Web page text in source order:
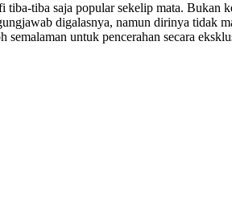
tiba saja popular sekelip mata. Bukan
digalasnya, namun dirinya tidak
untuk pencerahan secara